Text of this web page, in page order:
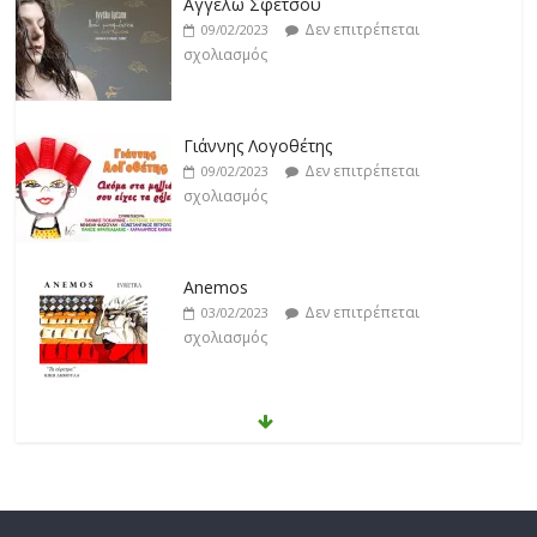
09/02/2023
Δεν επιτρέπεται
σχολιασμός
Γιάννης Λογοθέτης
09/02/2023
Δεν επιτρέπεται
σχολιασμός
Anemos
03/02/2023
Δεν επιτρέπεται
σχολιασμός
Θοδωρής Φέρρης